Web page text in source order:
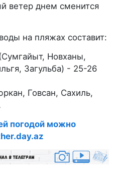
ветер днем сменится
на пляжах составит:
Новханы,
Загульба) - 25-26
Говсан, Сахиль,
погодой можно